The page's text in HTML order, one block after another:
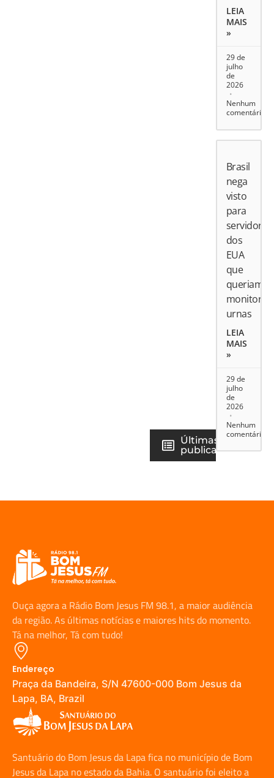
Últimas
publicações
LEIA
MAIS
»
29 de
julho
de
2026
Nenhum
comentário
Brasil
nega
visto
para
servidores
dos
EUA
que
queriam
monitorar
urnas
LEIA
MAIS
»
29 de
julho
de
2026
Nenhum
comentário
Ouça agora a Rádio Bom Jesus FM 98.1, a maior audiência
da região. As últimas notícias e maiores hits do momento.
Tá na melhor, Tá com tudo!
Endereço
Praça da Bandeira, S/N 47600-000 Bom Jesus da
Lapa, BA, Brazil
Santuário do Bom Jesus da Lapa fica no município de Bom
Jesus da Lapa no estado da Bahia. O santuário foi eleito a